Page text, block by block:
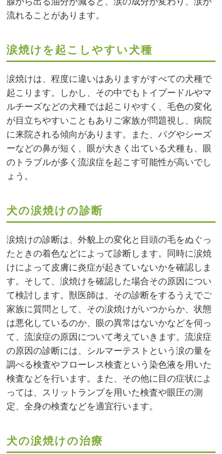
流れることがあります。
涙焼けを起こしやすい犬種
涙焼けは、程度に違いはありますがすべての犬種で
起こります。しかし、その中でもトイプードルやマ
ルチーズなどの犬種では起こりやすく、毛色の変化
が目立ちやすいこともありご家族が問題視し、病院
に来院される傾向があります。また、パグやシーズ
ーなどの鼻が短く、眼が大きく出ている犬種も、眼
のトラブルが多く流涙症を起こす可能性が高いでし
ょう。
犬の涙焼けの診断
涙焼けの診断は、外貌上の変化と目頭の毛をぬぐっ
たときの着色などによって診断します。同時に涙焼
けによって皮膚に炎症が起きていないかを確認しま
す。そして、涙焼けを確認した場合その原因につい
て検討します。獣医師は、その診断をするうえでご
家族に質問として、その涙焼けがいつからか、状態
は悪化しているのか、眼の異常はないかなどを伺っ
て、流涙症の原因について考えていきます。流涙症
の原因の診断には、シルマーテストという涙の量を
調べる検査やフローレス検査という染色液を用いた
検査などを行います。また、その他に目の症状によ
っては、スリットランプを用いた検査や眼圧の測
定、全身の検査などを適宜行います。
犬の涙焼けの治療